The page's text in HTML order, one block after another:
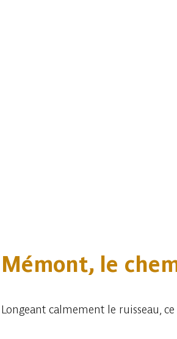
Mémont, le
Longeant calmement le ruisseau,